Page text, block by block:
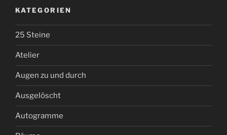
KATEGORIEN
25 Steine
Atelier
Augen zu und durch
Ausgelöscht
Autogramme